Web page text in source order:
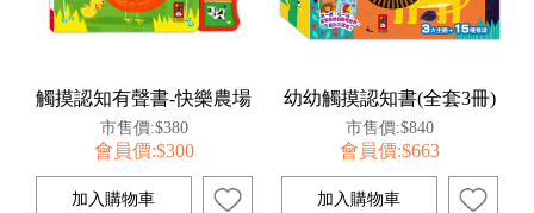
觸摸認知有聲書-快樂農場
市售價:$380
會員價:$300
幼幼觸摸認知書(全套3冊)
市售價:$840
會員價:$663